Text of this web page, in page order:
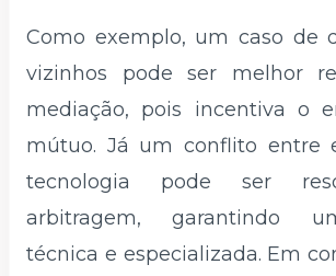
Como exemplo, um caso de
vizinhos pode ser melhor
mediação, pois incentiva o
mútuo. Já um conflito entre
tecnologia pode ser
arbitragem, garantindo
técnica e especializada. Em